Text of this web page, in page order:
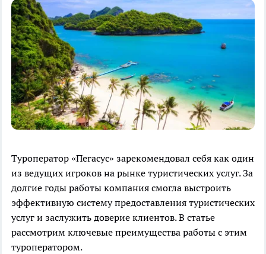
Туроператор «Пегасус» зарекомендовал себя как один
из ведущих игроков на рынке туристических услуг. За
долгие годы работы компания смогла выстроить
эффективную систему предоставления туристических
услуг и заслужить доверие клиентов. В статье
рассмотрим ключевые преимущества работы с этим
туроператором.